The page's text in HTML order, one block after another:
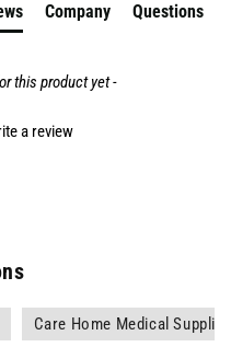
Company Questions
this product yet -
a review
Care Home Medical